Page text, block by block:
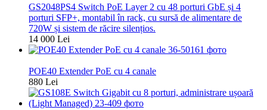
GS2048PS4 Switch PoE Layer 2 cu 48 porturi GbE și 4
porturi SFP+, montabil în rack, cu sursă de alimentare de
720W și sistem de răcire silențios.
14 000 Lei
POE40 Extender PoE cu 4 canale
880 Lei